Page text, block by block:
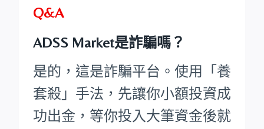
Q&A
ADSS Market是詐騙嗎？
是的，這是詐騙平台。使用「養
套殺」手法，先讓你小額投資成
功出金，等你投入大筆資金後就